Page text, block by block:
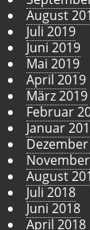
August
Juli 2019
Juni 2019
Mai 2019
April 2019
März 2019
Februar
Januar
August
Juli 2018
Juni 2018
April 2018